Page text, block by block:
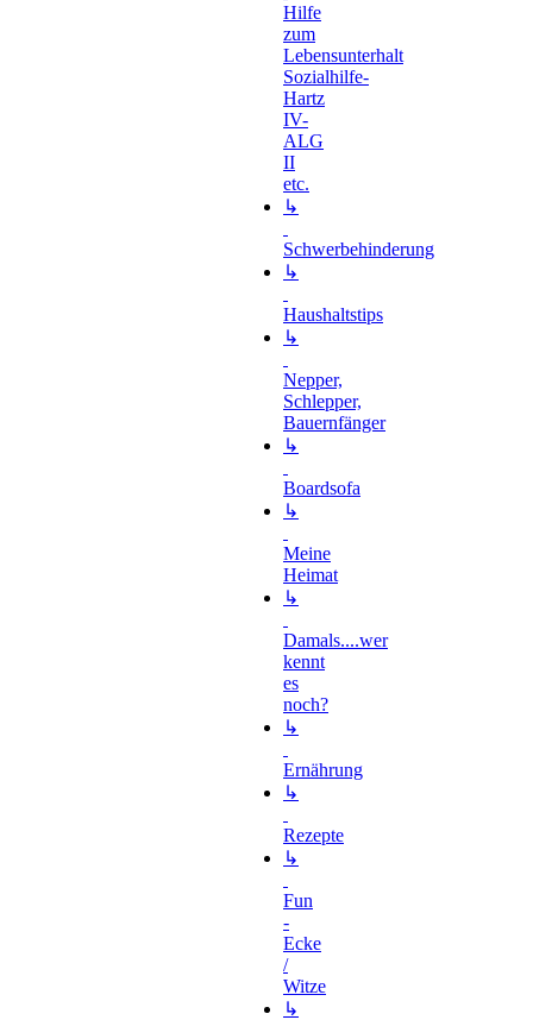
Hilfe
zum
Lebensunterhalt
Sozialhilfe-
Hartz
IV-
ALG
II
etc.
↳
Schwerbehinderung
↳
Haushaltstips
↳
Nepper,
Schlepper,
Bauernfänger
↳
Boardsofa
↳
Meine
Heimat
↳
Damals....wer
kennt
es
noch?
↳
Ernährung
↳
Rezepte
↳
Fun
-
Ecke
/
Witze
↳